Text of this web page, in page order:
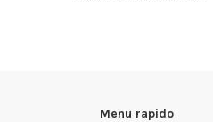
Menu rapido